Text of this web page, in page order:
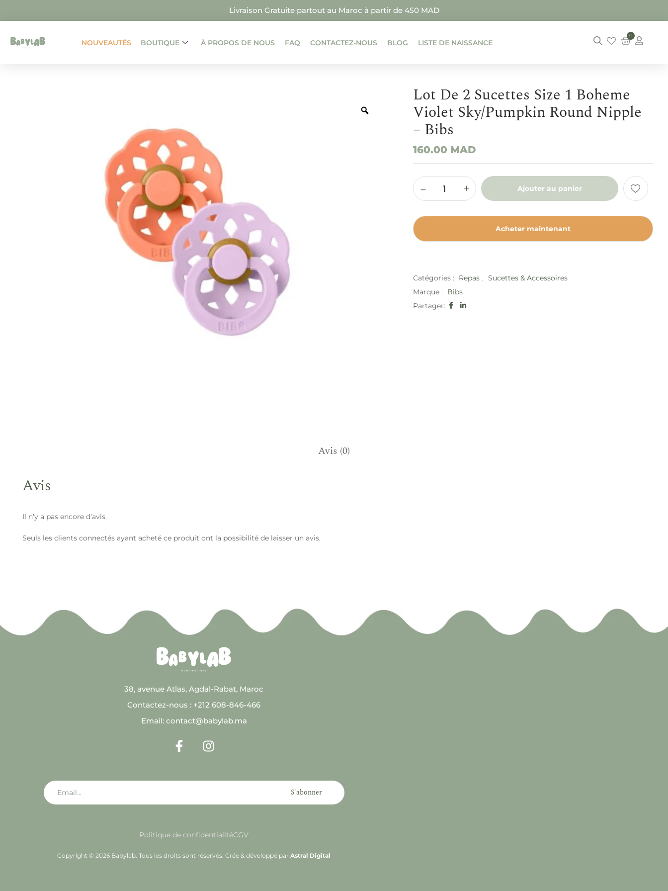
Livraison Gratuite partout au Maroc à partir de 450 MAD
NOUVEAUTÉS BOUTIQUE À PROPOS DE NOUS FAQ CONTACTEZ-NOUS BLOG LISTE DE NAISSANCE
0
Lot De 2 Sucettes Size 1 Boheme
Violet Sky/Pumpkin Round Nipple
– Bibs
160.00 MAD
Ajouter au panier
Acheter maintenant
Catégories : Repas , Sucettes & Accessoires
Marque :
Bibs
Partager:
Avis (0)
Avis
Il n’y a pas encore d’avis.
Seuls les clients connectés ayant acheté ce produit ont la possibilité de laisser un avis.
38, avenue Atlas, Agdal-Rabat, Maroc
Contactez-nous : +212 608-846-466
Email: contact@babylab.ma
S'abonner
Politique de confidentialitéCGV
Copyright © 2026 Babylab. Tous les droits sont réservés. Crée & développé par Astral Digital